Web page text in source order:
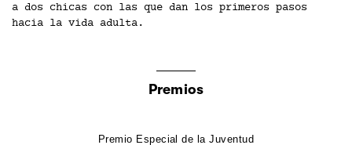
a dos chicas con las que dan los primeros pasos
hacia la vida adulta.
Premios
Premio Especial de la Juventud